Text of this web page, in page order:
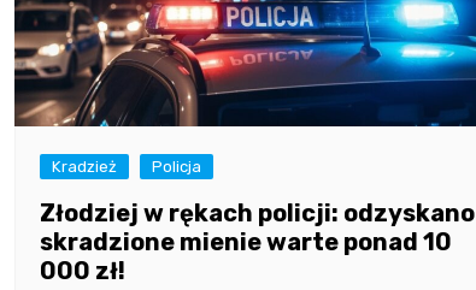
Kradzież Policja
Złodziej w rękach policji: odzyskano
skradzione mienie warte ponad 10
000 zł!